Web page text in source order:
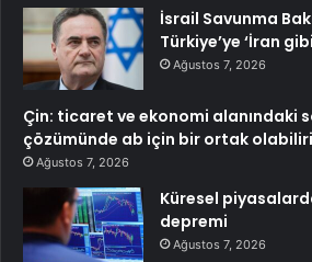
İsrail Savunma
Türkiye’ye ‘İran
Ağustos 7, 2026
Çin: ticaret ve ekonomi alanındaki
çözümünde ab için bir ortak
Ağustos 7, 2026
Küresel
depremi
Ağustos 7, 2026